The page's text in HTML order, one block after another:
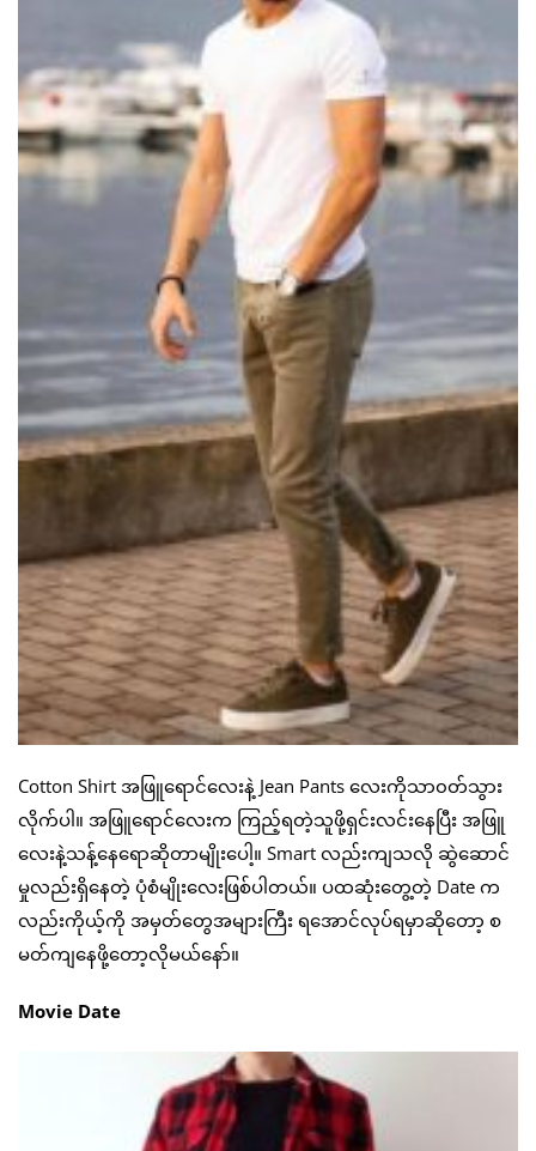
Cotton Shirt အဖြူရောင်လေးနဲ့ Jean Pants လေးကိုသာ၀တ်သွား
လိုက်ပါ။ အဖြူရောင်လေးက ကြည့်ရတဲ့သူဖို့ရှင်းလင်းနေပြီး အဖြူ
လေးနဲ့သန့်နေရောဆိုတာမျိုးပေါ့။ Smart လည်းကျသလို ဆွဲဆောင်
မှုလည်းရှိနေတဲ့ ပုံစံမျိုးလေးဖြစ်ပါတယ်။ ပထဆုံးတွေ့တဲ့ Date က
လည်းကိုယ့်ကို အမှတ်တွေအများကြီး ရအောင်လုပ်ရမှာဆိုတော့ စ
မတ်ကျနေဖို့တော့လိုမယ်နော်။
Movie Date